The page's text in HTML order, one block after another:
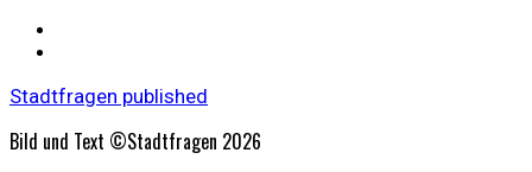
Stadtfragen published
Bild und Text ©Stadtfragen 2026